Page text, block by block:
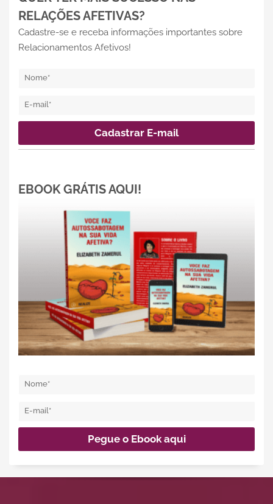
RELAÇÕES AFETIVAS?
Cadastre-se e receba informações importantes sobre
Relacionamentos Afetivos!
EBOOK GRÁTIS AQUI!